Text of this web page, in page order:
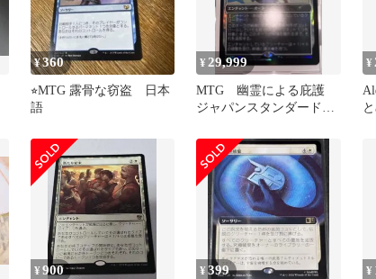
¥360
⭐︎MTG 露骨な窃盗 日本
語
¥ 29,999
MTG 幽霊による庇護
ジャパンスタンダードカ
いとうなおき
¥
¥900 ¥399 ¥